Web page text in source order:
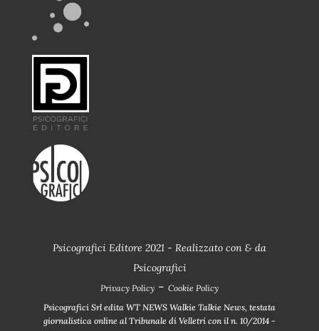
Psicografici Editore 2021 - Realizzato con & da
Psicografici
Privacy Policy - Cookie Policy
Psicografici Srl edita WT NEWS Walkie Talkie News, testata
giornalistica online al Tribunale di Velletri con il n. 10/2014 -